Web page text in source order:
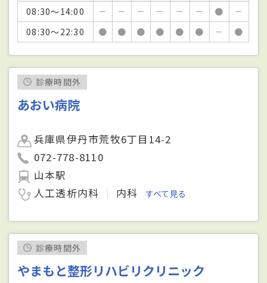
08:30～14:00
－ － － － － － ●
－
08:30～22:30
● ● ● ● ● ● － ●
診療時間外
あおい病院
兵庫県伊丹市荒牧6丁目14-2
072-778-8110
山本駅
人工透析内科
内科 すべて見る
診療時間外
やまもと整形リハビリクリニック